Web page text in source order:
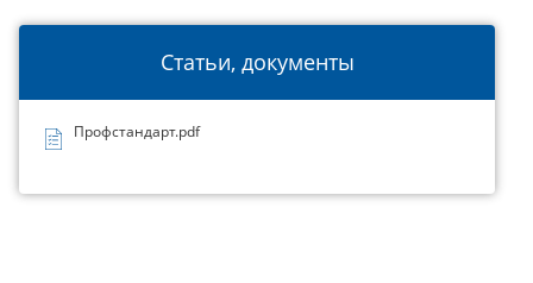
Статьи, документы
Профстандарт.pdf